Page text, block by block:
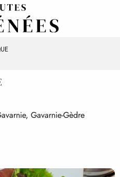
Gavarnie-Gèdre